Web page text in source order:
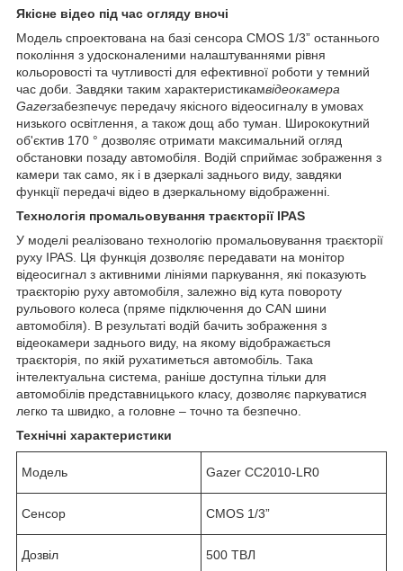
Якісне відео під час огляду вночі
Модель спроектована на базі сенсора CMOS 1/3” останнього
покоління з удосконаленими налаштуваннями рівня
кольоровості та чутливості для ефективної роботи у темний
час доби. Завдяки таким характеристикамвідеокамера
Gazerзабезпечує передачу якісного відеосигналу в умовах
низького освітлення, а також дощ або туман. Ширококутний
об'єктив 170 ° дозволяє отримати максимальний огляд
обстановки позаду автомобіля. Водій сприймає зображення з
камери так само, як і в дзеркалі заднього виду, завдяки
функції передачі відео в дзеркальному відображенні.
Технологія промальовування траєкторії IPAS
У моделі реалізовано технологію промальовування траєкторії
руху IPAS. Ця функція дозволяє передавати на монітор
відеосигнал з активними лініями паркування, які показують
траєкторію руху автомобіля, залежно від кута повороту
рульового колеса (пряме підключення до CAN шини
автомобіля). В результаті водій бачить зображення з
відеокамери заднього виду, на якому відображається
траєкторія, по якій рухатиметься автомобіль. Така
інтелектуальна система, раніше доступна тільки для
автомобілів представницького класу, дозволяє паркуватися
легко та швидко, а головне – точно та безпечно.
Технічні характеристики
Модель Gazer СС2010-LR0
Сенсор CMOS 1/3”
Дозвіл 500 ТВЛ